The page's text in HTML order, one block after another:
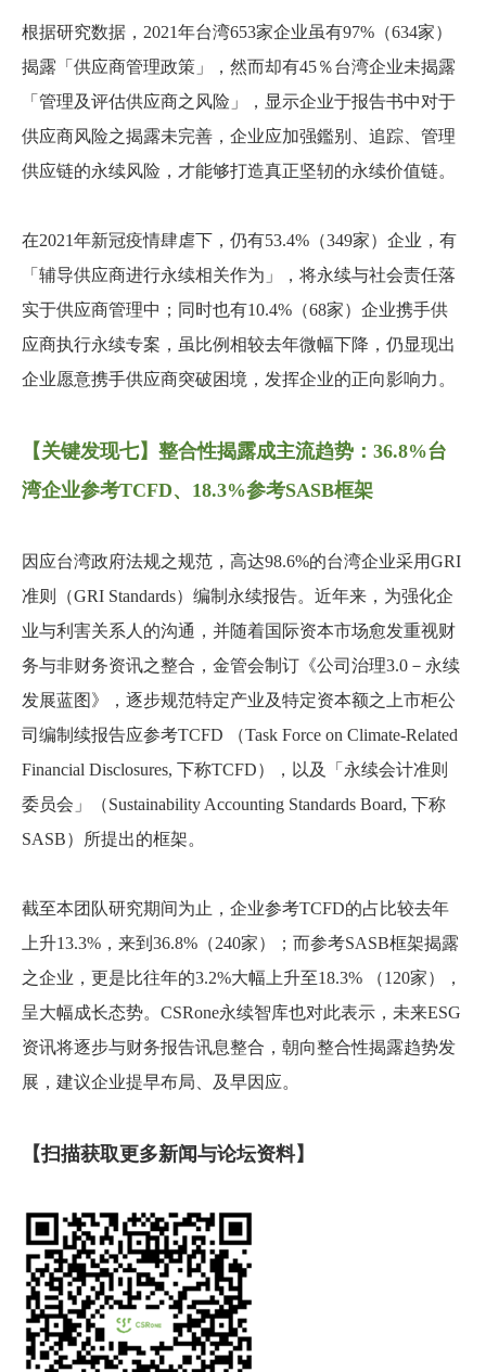
根据研究数据，2021年台湾653家企业虽有97%（634家）
揭露「供应商管理政策」，然而却有45％台湾企业未揭露
「管理及评估供应商之风险」，显示企业于报告书中对于
供应商风险之揭露未完善，企业应加强鑑别、追踪、管理
供应链的永续风险，才能够打造真正坚轫的永续价值链。
在2021年新冠疫情肆虐下，仍有53.4%（349家）企业，有
「辅导供应商进行永续相关作为」，将永续与社会责任落
实于供应商管理中；同时也有10.4%（68家）企业携手供
应商执行永续专案，虽比例相较去年微幅下降，仍显现出
企业愿意携手供应商突破困境，发挥企业的正向影响力。
【关键发现七】整合性揭露成主流趋势：36.8%台
湾企业参考TCFD、18.3%参考SASB框架
因应台湾政府法规之规范，高达98.6%的台湾企业采用GRI
准则（GRI Standards）编制永续报告。近年来，为强化企
业与利害关系人的沟通，并随着国际资本市场愈发重视财
务与非财务资讯之整合，金管会制订《公司治理3.0－永续
发展蓝图》，逐步规范特定产业及特定资本额之上市柜公
司编制续报告应参考TCFD （Task Force on Climate-Related
Financial Disclosures, 下称TCFD），以及「永续会计准则
委员会」（Sustainability Accounting Standards Board, 下称
SASB）所提出的框架。
截至本团队研究期间为止，企业参考TCFD的占比较去年
上升13.3%，来到36.8%（240家）；而参考SASB框架揭露
之企业，更是比往年的3.2%大幅上升至18.3% （120家），
呈大幅成长态势。CSRone永续智库也对此表示，未来ESG
资讯将逐步与财务报告讯息整合，朝向整合性揭露趋势发
展，建议企业提早布局、及早因应。
【扫描获取更多新闻与论坛资料】